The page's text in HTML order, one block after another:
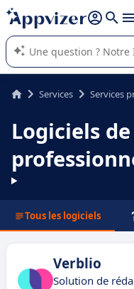
répondre (plusieurs lignes
L'IA de Appvizer vous
logiciel SaaS en entreprise.
Services Services
Logiciels
Tous les logiciels
Verblio
Solution de